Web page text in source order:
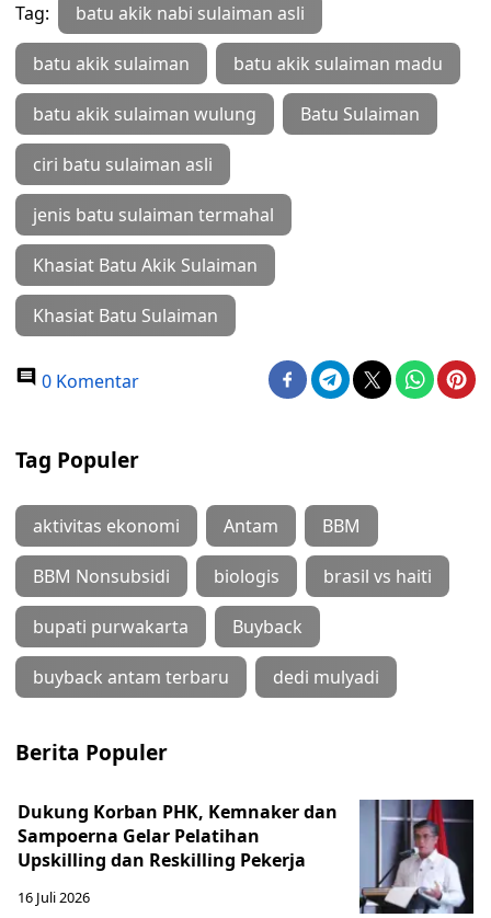
Tag: batu akik nabi sulaiman asli
batu akik sulaiman batu akik sulaiman madu
batu akik sulaiman wulung Batu Sulaiman
ciri batu sulaiman asli
jenis batu sulaiman termahal
Khasiat Batu Akik Sulaiman
Khasiat Batu Sulaiman
0 Komentar
Tag Populer
aktivitas ekonomi Antam BBM
BBM Nonsubsidi biologis brasil vs haiti
bupati purwakarta Buyback
buyback antam terbaru dedi mulyadi
Berita Populer
Dukung Korban PHK, Kemnaker dan
Sampoerna Gelar Pelatihan
Upskilling dan Reskilling Pekerja
16 Juli 2026